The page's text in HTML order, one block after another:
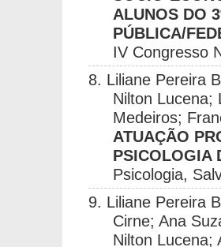
ALUNOS DO
PÚBLICA/
IV Congresso
8. Liliane Pereira
Nilton Lucena;
Medeiros;
ATUAÇÃO
PSICOLOGIA
Psicologia,
9. Liliane Pereira
Cirne; Ana
Nilton Lucena;